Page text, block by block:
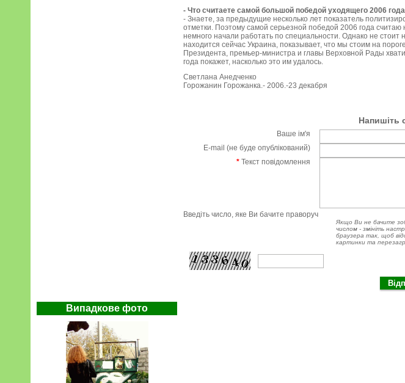
Випадкове фото
- Что считаете самой большой победой уходящего 2006
- Знаете, за предыдущие несколько лет показатель
отметки. Поэтому самой серьезной победой 2006 года
немного начали работать по специальности. Однако не
находится сейчас Украина, показывает, что мы стоим на
Президента, премьер-министра и главы Верховной Рады
года покажет, насколько это им удалось.
Светлана Анедченко
Горожанин Горожанка.- 2006.-23 декабря
Напишіть
Ваше ім'я
E-mail (не буде опублікований)
* Текст повідомлення
Введіть число, яке Ви бачите праворуч
Якщо Ви не бачите
числом - змініть
браузера так, щоб
картинки та